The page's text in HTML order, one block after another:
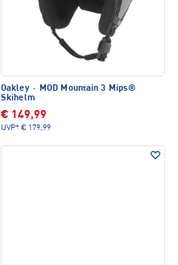
Oakley · MOD Mountain 3 Mips®
Skihelm
€ 149,99
UVP* € 179,99